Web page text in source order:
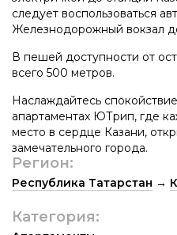
следует воспользоваться
Железнодорожный вокзал
В пешей доступности от
всего 500 метров.
Наслаждайтесь
апартаментах ЮТрип, где
место в сердце Казани,
замечательного города.
Регион:
Республика Татарстан →
Категория: